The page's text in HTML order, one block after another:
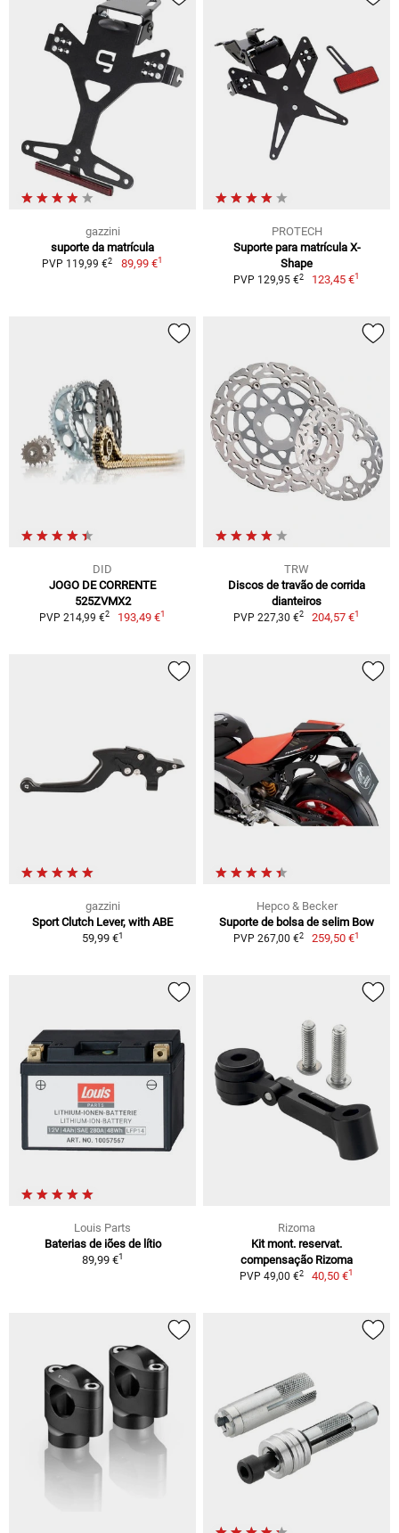
gazzini
suporte da matrícula
PVP 119,99 €2 89,99 €1
PROTECH
Suporte para matrícula X-
Shape
PVP 129,95 €2 123,45 €1
DID
JOGO DE CORRENTE
525ZVMX2
PVP 214,99 €2 193,49 €1
TRW
Discos de travão de corrida
dianteiros
PVP 227,30 €2 204,57 €1
gazzini
Sport Clutch Lever, with ABE
59,99 €1
Hepco & Becker
Suporte de bolsa de selim Bow
PVP 267,00 €2 259,50 €1
Louis Parts
Baterias de iões de lítio
89,99 €1
Rizoma
Kit mont. reservat.
compensação Rizoma
PVP 49,00 €2 40,50 €1